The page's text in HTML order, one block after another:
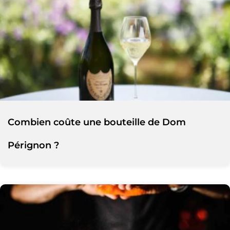
Combien coûte une bouteille de Dom
Pérignon ?